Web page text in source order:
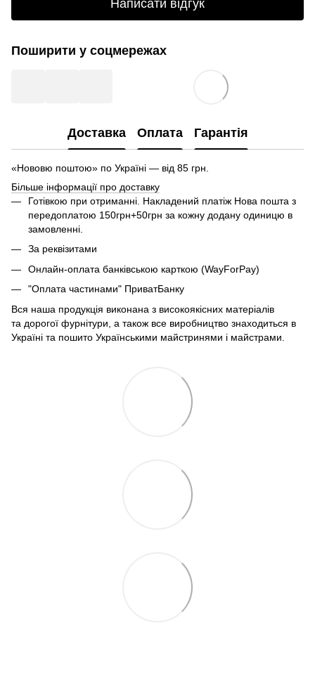
Написати відгук
Поширити у соцмережах
Доставка Оплата Гарантія
«Нововю поштою» по Україні — від 85 грн.
Більше інформації про доставку
Готівкою при отриманні. Накладений платіж Нова пошта з
передоплатою 150грн+50грн за кожну додану одиницю в
замовленні.
За реквізитами
Онлайн-оплата банківською карткою (WayForPay)
"Оплата частинами" ПриватБанку
Вся наша продукція виконана з високоякісних матеріалів
та дорогої фурнітури, а також все виробництво знаходиться в
Україні та пошито Українськими майстринями і майстрами.